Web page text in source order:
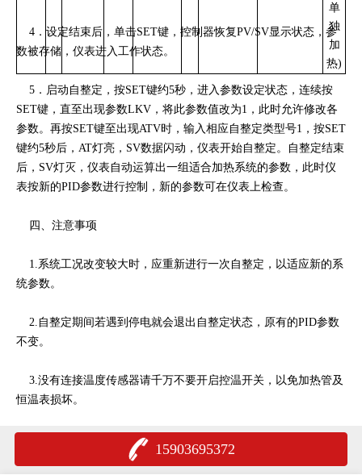
单
独
加
热)
4．设定结束后，单击SET键，控制器恢复PV/SV显示状态，参
数被存储，仪表进入工作状态。
5．启动自整定，按SET键约5秒，进入参数设定状态，连续按
SET键，直至出现参数LKV，将此参数值改为1，此时允许修改各
参数。再按SET键至出现ATV时，输入相应自整定类型号1，按SET
键约5秒后，AT灯亮，SV数据闪动，仪表开始自整定。自整定结束
后，SV灯灭，仪表自动运算出一组适合加热系统的参数，此时仪
表按新的PID参数进行控制，新的参数可在仪表上检查。
四、注意事项
1.系统工况改变较大时，应重新进行一次自整定，以适应新的系
统参数。
2.自整定期间若遇到停电就会退出自整定状态，原有的PID参数
不变。
3.没有连接温度传感器请千万不要开启控温开关，以免加热管及
恒温表损坏。
15903695372